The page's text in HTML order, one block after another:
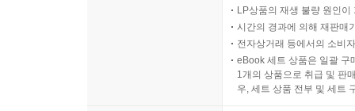
LP상품의 재생 불량 원인
시간의 경과에 의해 재판매
전자상거래 등에서의 소비
eBook 세트 상품은 일괄 구
1개의 상품으로 취급 및 판
우, 세트 상품 전부 및 세트